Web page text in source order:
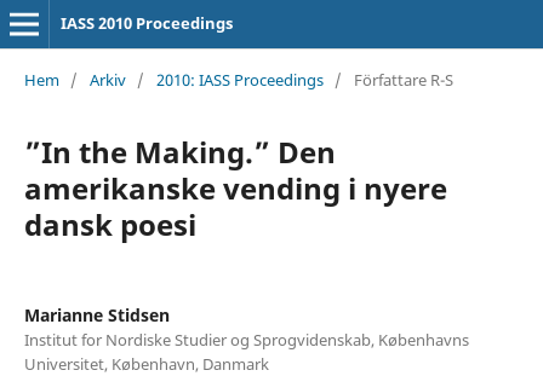
IASS 2010 Proceedings
Hem / Arkiv / 2010: IASS Proceedings / Författare R-S
”In the Making.” Den
amerikanske vending i nyere
dansk poesi
Marianne Stidsen
Institut for Nordiske Studier og Sprogvidenskab, Københavns
Universitet, København, Danmark